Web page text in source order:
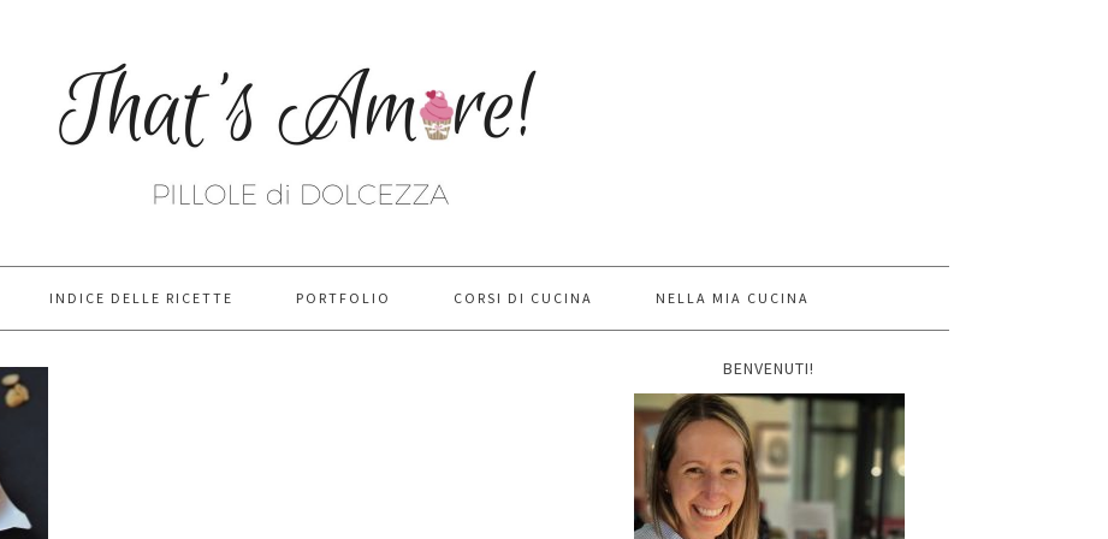
INDICE DELLE RICETTE PORTFOLIO CORSI DI CUCINA NELLA MIA CUCINA
BENVENUTI!